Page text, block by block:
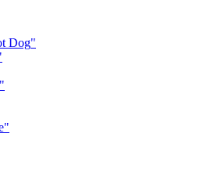
Dog"
"
"